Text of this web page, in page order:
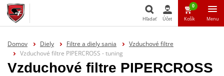
Hľadať Účet
0
Košík Menu
Domov Diely Filtre a diely sania
Vzduchové filtre
Vzduchové filtre PIPERCROSS - tuning
Vzduchové filtre PIPERCROSS